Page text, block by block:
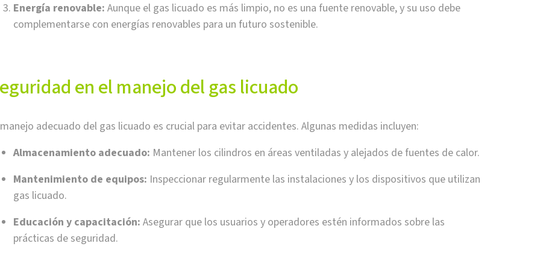
Energía renovable: Aunque el gas licuado es más limpio, no es una fuente renovable, y su uso debe
complementarse con energías renovables para un futuro sostenible.
en el manejo del gas licuado
adecuado del gas licuado es crucial para evitar accidentes. Algunas medidas incluyen:
Almacenamiento adecuado: Mantener los cilindros en áreas ventiladas y alejados de fuentes de calor.
Mantenimiento de equipos: Inspeccionar regularmente las instalaciones y los dispositivos que utilizan
gas licuado.
Educación y capacitación: Asegurar que los usuarios y operadores estén informados sobre las
prácticas de seguridad.